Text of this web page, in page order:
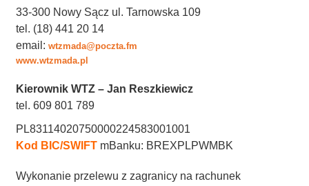
33-300 Nowy Sącz ul. Tarnowska 109
tel. (18) 441 20 14
email:wtzmada@poczta.fm
www.wtzmada.pl
Kierownik WTZ – Jan Reszkiewicz
tel. 609 801 789
PL83114020750000224583001001
Kod BIC/SWIFT mBanku: BREXPLPWMBK
Wykonanie przelewu z zagranicy na rachunek